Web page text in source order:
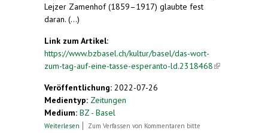
Lejzer Zamenhof (1859–1917) glaubte fest
daran. (...)
Link zum Artikel:
https://www.bzbasel.ch/kultur/basel/das-wort-
zum-tag-auf-eine-tasse-esperanto-ld.2318468(link is
Veröffentlichung: 2022-07-26
Medientyp: Zeitungen
Medium: BZ - Basel
Weiterlesen über Auf eine Tasse Esperanto
Zum Verfassen von Kommentaren bitte